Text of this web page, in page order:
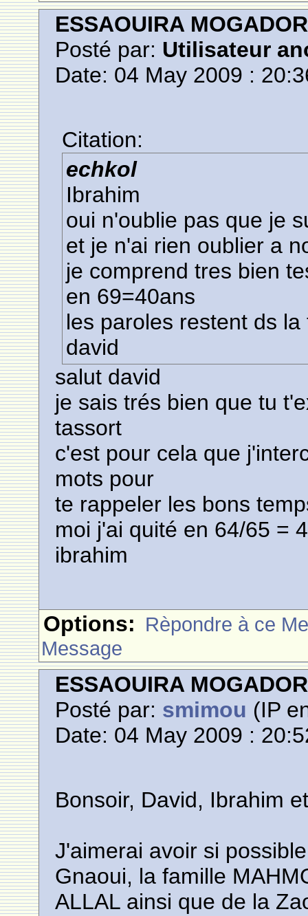
ESSAOUIRA MOGADOR
Posté par: Utilisateur
Date: 04 May 2009 :
Citation:
echkol
Ibrahim
oui n'oublie pas que je
et je n'ai rien oublier a
je comprend tres bien
en 69=40ans
les paroles restent ds
david
salut david
je sais trés bien que tu
tassort
c'est pour cela que
mots pour
te rappeler les bons
moi j'ai quité en 64/65 =
ibrahim
Options: Rèpondre à ce
Message
ESSAOUIRA MOGADOR
Posté par: smimou (IP
Date: 04 May 2009 :
Bonsoir, David, Ibrahim
J'aimerai avoir si
Gnaoui, la famille
ALLAL ainsi que de la